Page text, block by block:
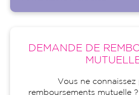
DEMANDE DE
Vous ne connaissez
remboursements mutuelle